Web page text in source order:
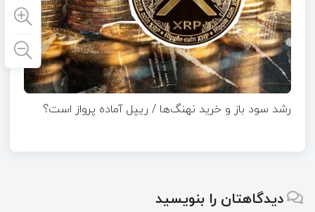
رشد سود باز و خرید نهنگ‌ها / ریپل آماده پرواز است؟
دیدگاهتان را بنویسید